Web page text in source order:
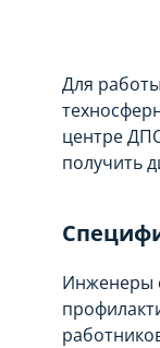
Для
центре
получить
Инженеры